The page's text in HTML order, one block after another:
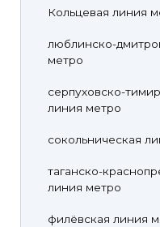
Кольцевая линия
люблинско-
метро
серпуховско-
линия метро
сокольническая
таганско-
линия метро
филёвская линия